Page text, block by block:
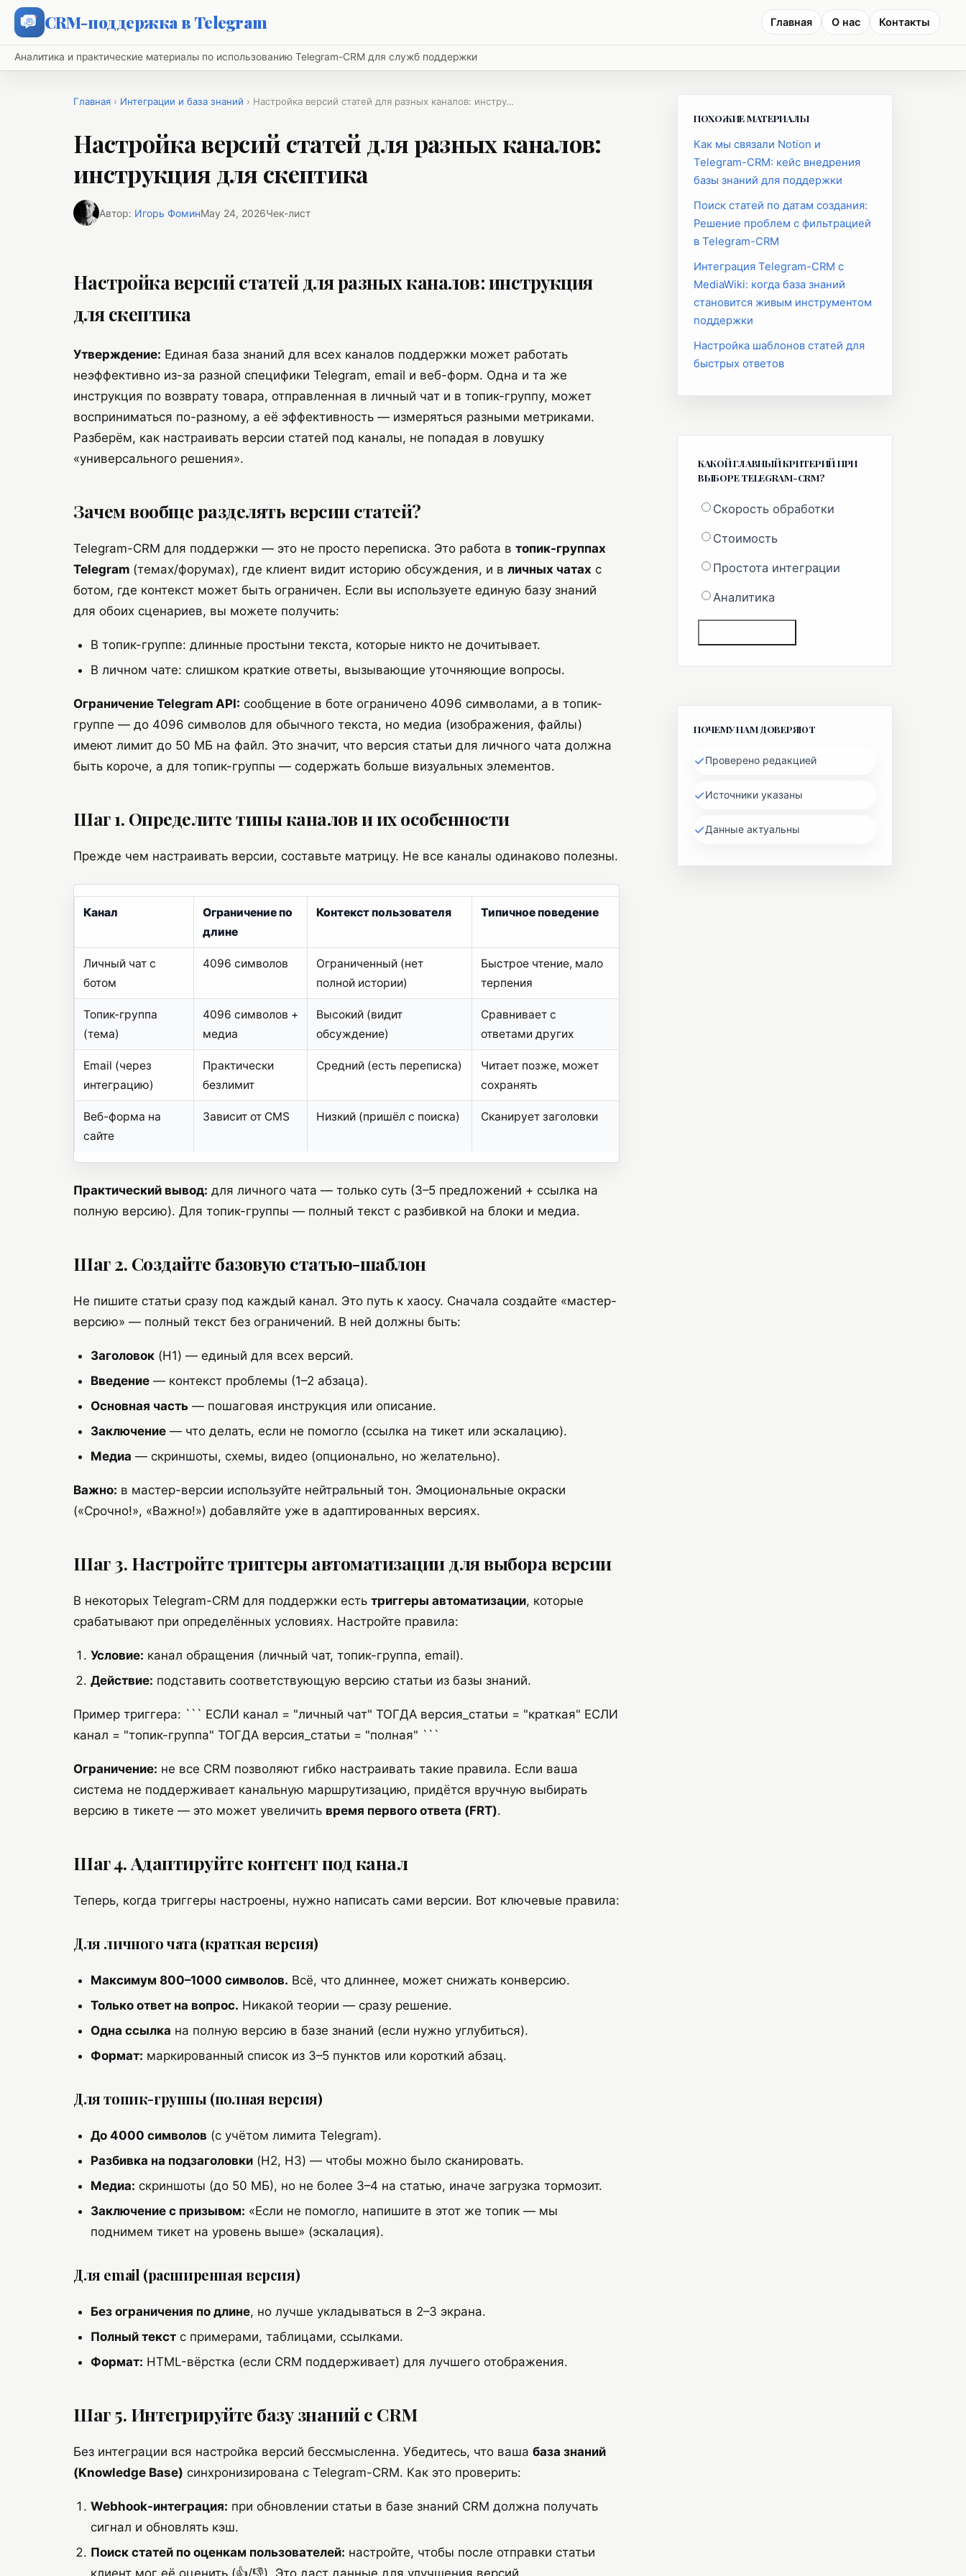
CRM-поддержка в Telegram Главная О нас Контакты
Аналитика и практические материалы по использованию Telegram-CRM для служб поддержки
Главная › Интеграции и база знаний › Настройка версий статей для разных каналов: инстру…
Настройка версий статей для разных каналов:
инструкция для скептика
Автор: Игорь ФоминMay 24, 2026Чек-лист
Настройка версий статей для разных каналов: инструкция
для скептика
Утверждение: Единая база знаний для всех каналов поддержки может работать
неэффективно из-за разной специфики Telegram, email и веб-форм. Одна и та же
инструкция по возврату товара, отправленная в личный чат и в топик-группу, может
восприниматься по-разному, а её эффективность — измеряться разными метриками.
Разберём, как настраивать версии статей под каналы, не попадая в ловушку
«универсального решения».
Зачем вообще разделять версии статей?
Telegram-CRM для поддержки — это не просто переписка. Это работа в топик-группах
Telegram (темах/форумах), где клиент видит историю обсуждения, и в личных чатах с
ботом, где контекст может быть ограничен. Если вы используете единую базу знаний
для обоих сценариев, вы можете получить:
В топик-группе: длинные простыни текста, которые никто не дочитывает.
В личном чате: слишком краткие ответы, вызывающие уточняющие вопросы.
Ограничение Telegram API: сообщение в боте ограничено 4096 символами, а в топик-
группе — до 4096 символов для обычного текста, но медиа (изображения, файлы)
имеют лимит до 50 МБ на файл. Это значит, что версия статьи для личного чата должна
быть короче, а для топик-группы — содержать больше визуальных элементов.
Шаг 1. Определите типы каналов и их особенности
Прежде чем настраивать версии, составьте матрицу. Не все каналы одинаково полезны.
Канал
Ограничение по
длине
Контекст пользователя Типичное поведение
Личный чат с
ботом
4096 символов
Ограниченный (нет
полной истории)
Быстрое чтение, мало
терпения
Топик-группа
(тема)
4096 символов +
медиа
Высокий (видит
обсуждение)
Сравнивает с
ответами других
Email (через
интеграцию)
Практически
безлимит
Средний (есть переписка)
Читает позже, может
сохранять
Веб-форма на
сайте
Зависит от CMS Низкий (пришёл с поиска) Сканирует заголовки
Практический вывод: для личного чата — только суть (3–5 предложений + ссылка на
полную версию). Для топик-группы — полный текст с разбивкой на блоки и медиа.
Шаг 2. Создайте базовую статью-шаблон
Не пишите статьи сразу под каждый канал. Это путь к хаосу. Сначала создайте «мастер-
версию» — полный текст без ограничений. В ней должны быть:
Заголовок (H1) — единый для всех версий.
Введение — контекст проблемы (1–2 абзаца).
Основная часть — пошаговая инструкция или описание.
Заключение — что делать, если не помогло (ссылка на тикет или эскалацию).
Медиа — скриншоты, схемы, видео (опционально, но желательно).
Важно: в мастер-версии используйте нейтральный тон. Эмоциональные окраски
(«Срочно!», «Важно!») добавляйте уже в адаптированных версиях.
Шаг 3. Настройте триггеры автоматизации для выбора версии
В некоторых Telegram-CRM для поддержки есть триггеры автоматизации, которые
срабатывают при определённых условиях. Настройте правила:
Условие: канал обращения (личный чат, топик-группа, email).
Действие: подставить соответствующую версию статьи из базы знаний.
Пример триггера: ``` ЕСЛИ канал = "личный чат" ТОГДА версия_статьи = "краткая" ЕСЛИ
канал = "топик-группа" ТОГДА версия_статьи = "полная" ```
Ограничение: не все CRM позволяют гибко настраивать такие правила. Если ваша
система не поддерживает канальную маршрутизацию, придётся вручную выбирать
версию в тикете — это может увеличить время первого ответа (FRT).
Шаг 4. Адаптируйте контент под канал
Теперь, когда триггеры настроены, нужно написать сами версии. Вот ключевые правила:
Для личного чата (краткая версия)
Максимум 800–1000 символов. Всё, что длиннее, может снижать конверсию.
Только ответ на вопрос. Никакой теории — сразу решение.
Одна ссылка на полную версию в базе знаний (если нужно углубиться).
Формат: маркированный список из 3–5 пунктов или короткий абзац.
Для топик-группы (полная версия)
До 4000 символов (с учётом лимита Telegram).
Разбивка на подзаголовки (H2, H3) — чтобы можно было сканировать.
Медиа: скриншоты (до 50 МБ), но не более 3–4 на статью, иначе загрузка тормозит.
Заключение с призывом: «Если не помогло, напишите в этот же топик — мы
поднимем тикет на уровень выше» (эскалация).
Для email (расширенная версия)
Без ограничения по длине, но лучше укладываться в 2–3 экрана.
Полный текст с примерами, таблицами, ссылками.
Формат: HTML-вёрстка (если CRM поддерживает) для лучшего отображения.
Шаг 5. Интегрируйте базу знаний с CRM
Без интеграции вся настройка версий бессмысленна. Убедитесь, что ваша база знаний
(Knowledge Base) синхронизирована с Telegram-CRM. Как это проверить:
Webhook-интеграция: при обновлении статьи в базе знаний CRM должна получать
сигнал и обновлять кэш.
Поиск статей по оценкам пользователей: настройте, чтобы после отправки статьи
клиент мог её оценить (👍/👎). Это даст данные для улучшения версий.
ПОХОЖИЕ МАТЕРИАЛЫ
Как мы связали Notion и
Telegram-CRM: кейс внедрения
базы знаний для поддержки
Поиск статей по датам создания:
Решение проблем с фильтрацией
в Telegram-CRM
Интеграция Telegram-CRM с
MediaWiki: когда база знаний
становится живым инструментом
поддержки
Настройка шаблонов статей для
быстрых ответов
КАКОЙ ГЛАВНЫЙ КРИТЕРИЙ ПРИ
ВЫБОРЕ TELEGRAM-CRM?
Скорость обработки
Стоимость
Простота интеграции
Аналитика
ПОЧЕМУ НАМ ДОВЕРЯЮТ
✓Проверено редакцией
✓Источники указаны
✓Данные актуальны